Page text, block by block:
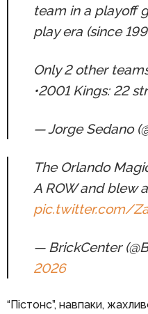
team in a playoff
play era (since
Only 2 other
•2001 Kings: 22
— Jorge Sedano
The Orlando
A ROW and blew
pic.twitter.com/
— BrickCenter
2026
“Пістонс”, навпаки,